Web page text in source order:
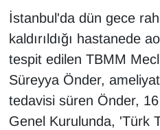
İstanbul'da dün gece
kaldırıldığı hastanede
tespit edilen TBMM
Süreyya Önder,
tedavisi süren Önder,
Genel Kurulunda, 'Türk
Kültür & Sanat
KURDÎ
MAGAZİN